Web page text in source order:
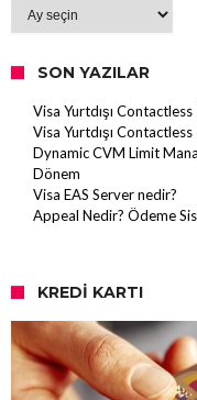
SON YAZILAR
Visa Yurtdışı
Visa Yurtdışı
Dynamic CVM Limit
Dönem
Visa EAS Server nedir?
Appeal Nedir? Ödeme
KREDI KARTI